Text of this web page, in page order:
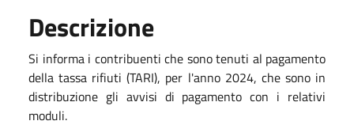
Descrizione
Si informa i contribuenti che sono tenuti al pagamento
della tassa rifiuti (TARI), per l'anno 2024, che sono in
distribuzione gli avvisi di pagamento con i relativi
moduli.